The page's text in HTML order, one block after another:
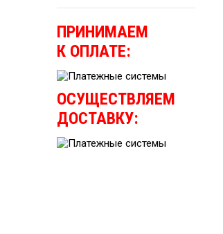
ПРИНИМАЕМ
К ОПЛАТЕ:
ОСУЩЕСТВЛЯЕМ
ДОСТАВКУ: